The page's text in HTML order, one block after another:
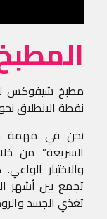
مطبخ شيفوكس
نقطة الانطلاق
نحن في مهمة
السريعة” من
والاختيار
تجمع بين أشهر
تغذي الجسد